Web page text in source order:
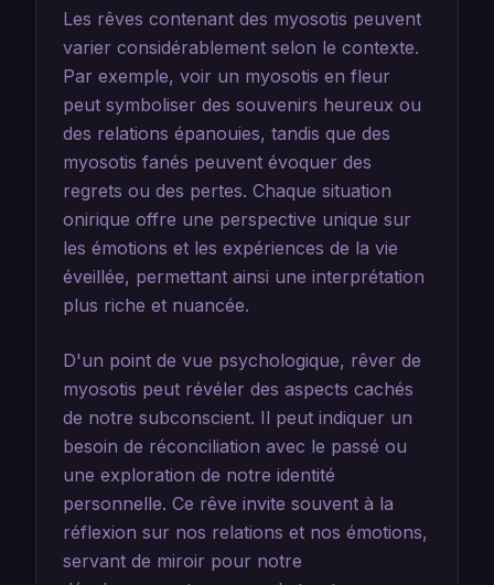
Les rêves contenant des myosotis peuvent
varier considérablement selon le contexte.
Par exemple, voir un myosotis en fleur
peut symboliser des souvenirs heureux ou
des relations épanouies, tandis que des
myosotis fanés peuvent évoquer des
regrets ou des pertes. Chaque situation
onirique offre une perspective unique sur
les émotions et les expériences de la vie
éveillée, permettant ainsi une interprétation
plus riche et nuancée.
D'un point de vue psychologique, rêver de
myosotis peut révéler des aspects cachés
de notre subconscient. Il peut indiquer un
besoin de réconciliation avec le passé ou
une exploration de notre identité
personnelle. Ce rêve invite souvent à la
réflexion sur nos relations et nos émotions,
servant de miroir pour notre